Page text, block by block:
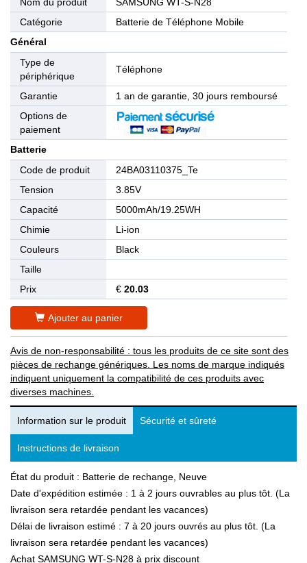
Nom du produit
SAMSUNG WT-S-N28
Catégorie
Batterie de Téléphone Mobile
Général
Type de
périphérique
Téléphone
Garantie
1 an de garantie, 30 jours remboursé
Options de
paiement
Batterie
Code de produit
24BA03110375_Te
Tension
3.85V
Capacité
5000mAh/19.25WH
Chimie
Li-ion
Couleurs
Black
Taille
Prix
€ 20.03
Ajouter au panier
Avis de non-responsabilité : tous les produits de ce site sont des
pièces de rechange génériques. Les noms de marque indiqués
indiquent uniquement la compatibilité de ces produits avec
diverses machines.
Information sur le produit Sécurité et sûreté
Instructions de livraison
État du produit : Batterie de rechange, Neuve
Date d'expédition estimée : 1 à 2 jours ouvrables au plus tôt. (La
livraison sera retardée pendant les vacances)
Délai de livraison estimé : 7 à 20 jours ouvrés au plus tôt. (La
livraison sera retardée pendant les vacances)
Achat SAMSUNG WT-S-N28 à prix discount